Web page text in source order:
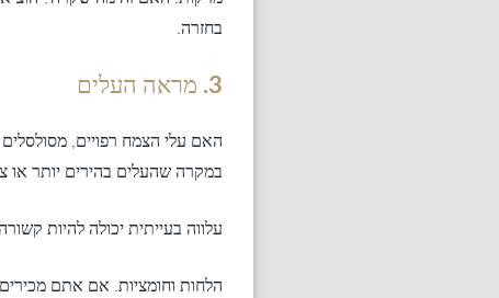
בחזרה.
3. מראה העלים
האם עלי הצמח רפויים,
במקרה שהעלים בהירים יותר או
עלווה בעייתית יכולה להיות
הלחות וחומציות. אם אתם